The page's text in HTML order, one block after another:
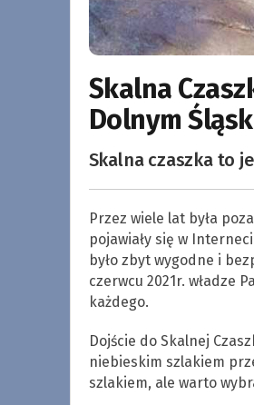
Skalna
Dolnym
Skalna czaszka to
Przez wiele lat była
pojawiały się w
było zbyt wygodne i
czerwcu 2021r. władze
każdego.
Dojście do Skalnej
niebieskim szlakiem
szlakiem, ale warto